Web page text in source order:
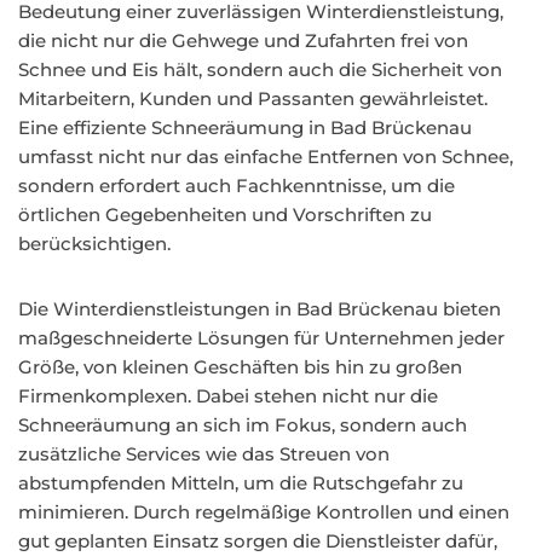
Bedeutung einer zuverlässigen Winterdienstleistung,
die nicht nur die Gehwege und Zufahrten frei von
Schnee und Eis hält, sondern auch die Sicherheit von
Mitarbeitern, Kunden und Passanten gewährleistet.
Eine effiziente Schneeräumung in Bad Brückenau
umfasst nicht nur das einfache Entfernen von Schnee,
sondern erfordert auch Fachkenntnisse, um die
örtlichen Gegebenheiten und Vorschriften zu
berücksichtigen.
Die Winterdienstleistungen in Bad Brückenau bieten
maßgeschneiderte Lösungen für Unternehmen jeder
Größe, von kleinen Geschäften bis hin zu großen
Firmenkomplexen. Dabei stehen nicht nur die
Schneeräumung an sich im Fokus, sondern auch
zusätzliche Services wie das Streuen von
abstumpfenden Mitteln, um die Rutschgefahr zu
minimieren. Durch regelmäßige Kontrollen und einen
gut geplanten Einsatz sorgen die Dienstleister dafür,